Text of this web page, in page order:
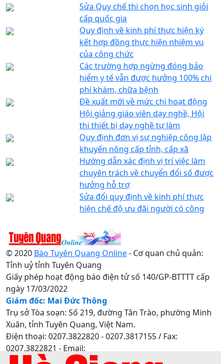
Sửa Quy chế thi chọn học sinh giỏi
cấp quốc gia
Quy định về kinh phí thực hiện ký
kết hợp đồng thực hiện nhiệm vụ
của công chức
Các trường hợp ngừng đóng bảo
hiểm y tế vẫn được hưởng 100% chi
phí khám, chữa bệnh
Đề xuất mới về mức chi hoạt động
Hội giảng giáo viên dạy nghề, Hội
thi thiết bị dạy nghề tự làm
Quy định đơn vị sự nghiệp công lập
khuyến nông cấp tỉnh, cấp xã
Hướng dẫn xác định vị trí việc làm
chuyên trách về chuyển đổi số được
hưởng hỗ trợ
Sửa đổi quy định về kinh phí thực
hiện chế độ ưu đãi người có công
© 2020 Báo Tuyên Quang Online- Cơ quan chủ quản:
Tỉnh uỷ tỉnh Tuyên Quang
Giấy phép hoạt động báo điện tử số 140/GP-BTTTT cấp
ngày 17/03/2022
Giám đốc: Mai Đức Thông
Trụ sở Tòa soạn: Số 219, đường Tân Trào, phường Minh
Xuân, tỉnh Tuyên Quang, Việt Nam.
Điện thoại: 0207.3822820 - 0207.3817155 / Fax:
0207.3822821 - Email:
baotuyenquang.com.vn@gmail.com